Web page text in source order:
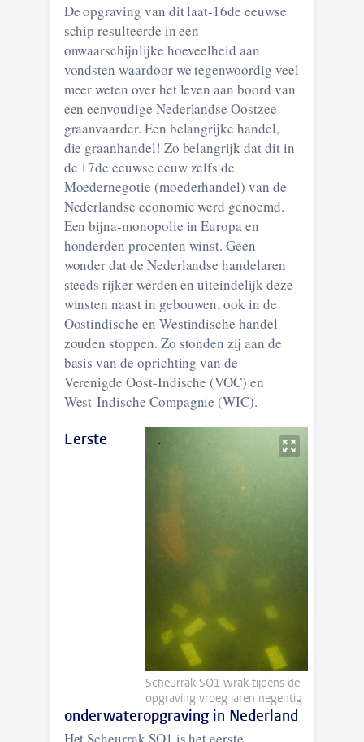
De opgraving van dit laat-16de eeuwse
schip resulteerde in een
onwaarschijnlijke hoeveelheid aan
vondsten waardoor we tegenwoordig veel
meer weten over het leven aan boord van
een eenvoudige Nederlandse Oostzee-
graanvaarder. Een belangrijke handel,
die graanhandel! Zo belangrijk dat dit in
de 17de eeuwse eeuw zelfs de
Moedernegotie (moederhandel) van de
Nederlandse economie werd genoemd.
Een bijna-monopolie in Europa en
honderden procenten winst. Geen
wonder dat de Nederlandse handelaren
steeds rijker werden en uiteindelijk deze
winsten naast in gebouwen, ook in de
Oostindische en Westindische handel
zouden stoppen. Zo stonden zij aan de
basis van de oprichting van de
Verenigde Oost-Indische (VOC) en
West-Indische Compagnie (WIC).
Scheurrak SO1 wrak tijdens de
opgraving vroeg jaren negentig
Eerste
onderwateropgraving in Nederland
Het Scheurrak SO1 is het eerste